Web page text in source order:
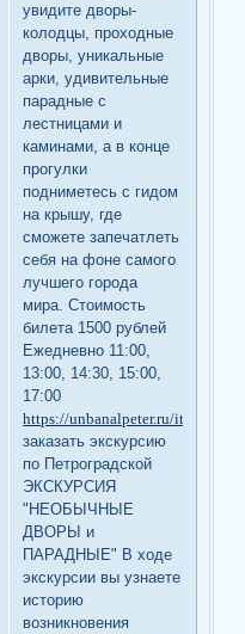
увидите дворы-
колодцы, проходные
дворы, уникальные
арки, удивительные
парадные с
лестницами и
каминами, а в конце
прогулки
подниметесь с гидом
на крышу, где
сможете запечатлеть
себя на фоне самого
лучшего города
мира. Стоимость
билета 1500 рублей
Ежедневно 11:00,
13:00, 14:30, 15:00,
17:00
https://unbanalpeter.ru/item/ex61
заказать экскурсию
по Петроградской
ЭКСКУРСИЯ
"НЕОБЫЧНЫЕ
ДВОРЫ и
ПАРАДНЫЕ" В ходе
экскурсии вы узнаете
историю
возникновения